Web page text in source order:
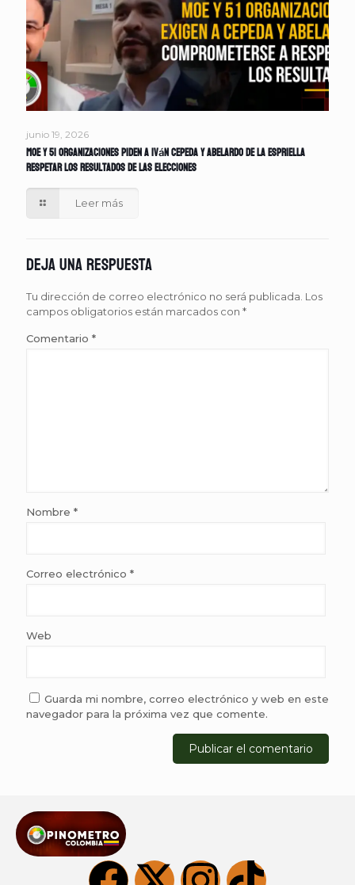
junio 19, 2026
MOE y 51 organizaciones piden a Iván Cepeda y Abelardo de la Espriella
respetar los resultados de las elecciones
Leer más
Deja una respuesta
Tu dirección de correo electrónico no será publicada. Los
campos obligatorios están marcados con *
Comentario *
Nombre *
Correo electrónico *
Web
Guarda mi nombre, correo electrónico y web en este
navegador para la próxima vez que comente.